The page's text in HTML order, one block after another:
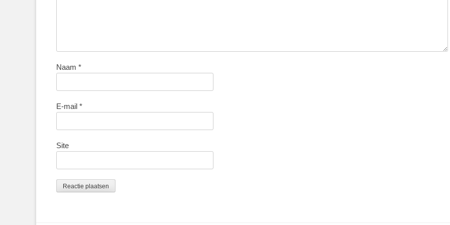
Naam *
E-mail *
Site